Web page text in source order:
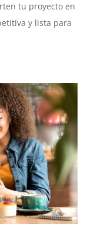
tu proyecto en
y lista para